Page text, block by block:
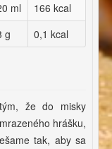
ml
166 kcal
g 0,1 kcal
že do misky
hrášku,
tak, aby sa